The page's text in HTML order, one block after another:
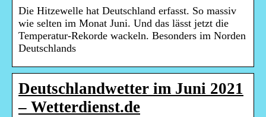
Die Hitzewelle hat Deutschland erfasst. So massiv
wie selten im Monat Juni. Und das lässt jetzt die
Temperatur-Rekorde wackeln. Besonders im Norden
Deutschlands
Deutschlandwetter im Juni 2021
– Wetterdienst.de